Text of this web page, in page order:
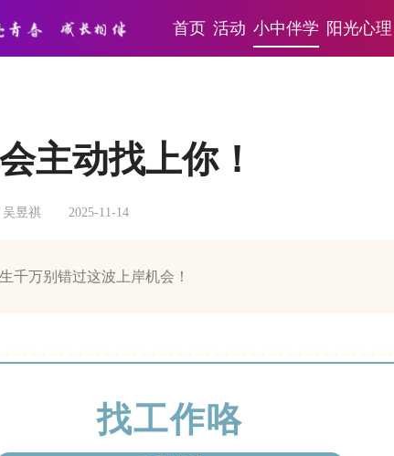
首页 活动 小中伴学 阳光心理
主动找上你！
吴昱祺 2025-11-14
千万别错过这波上岸机会！
找工作咯